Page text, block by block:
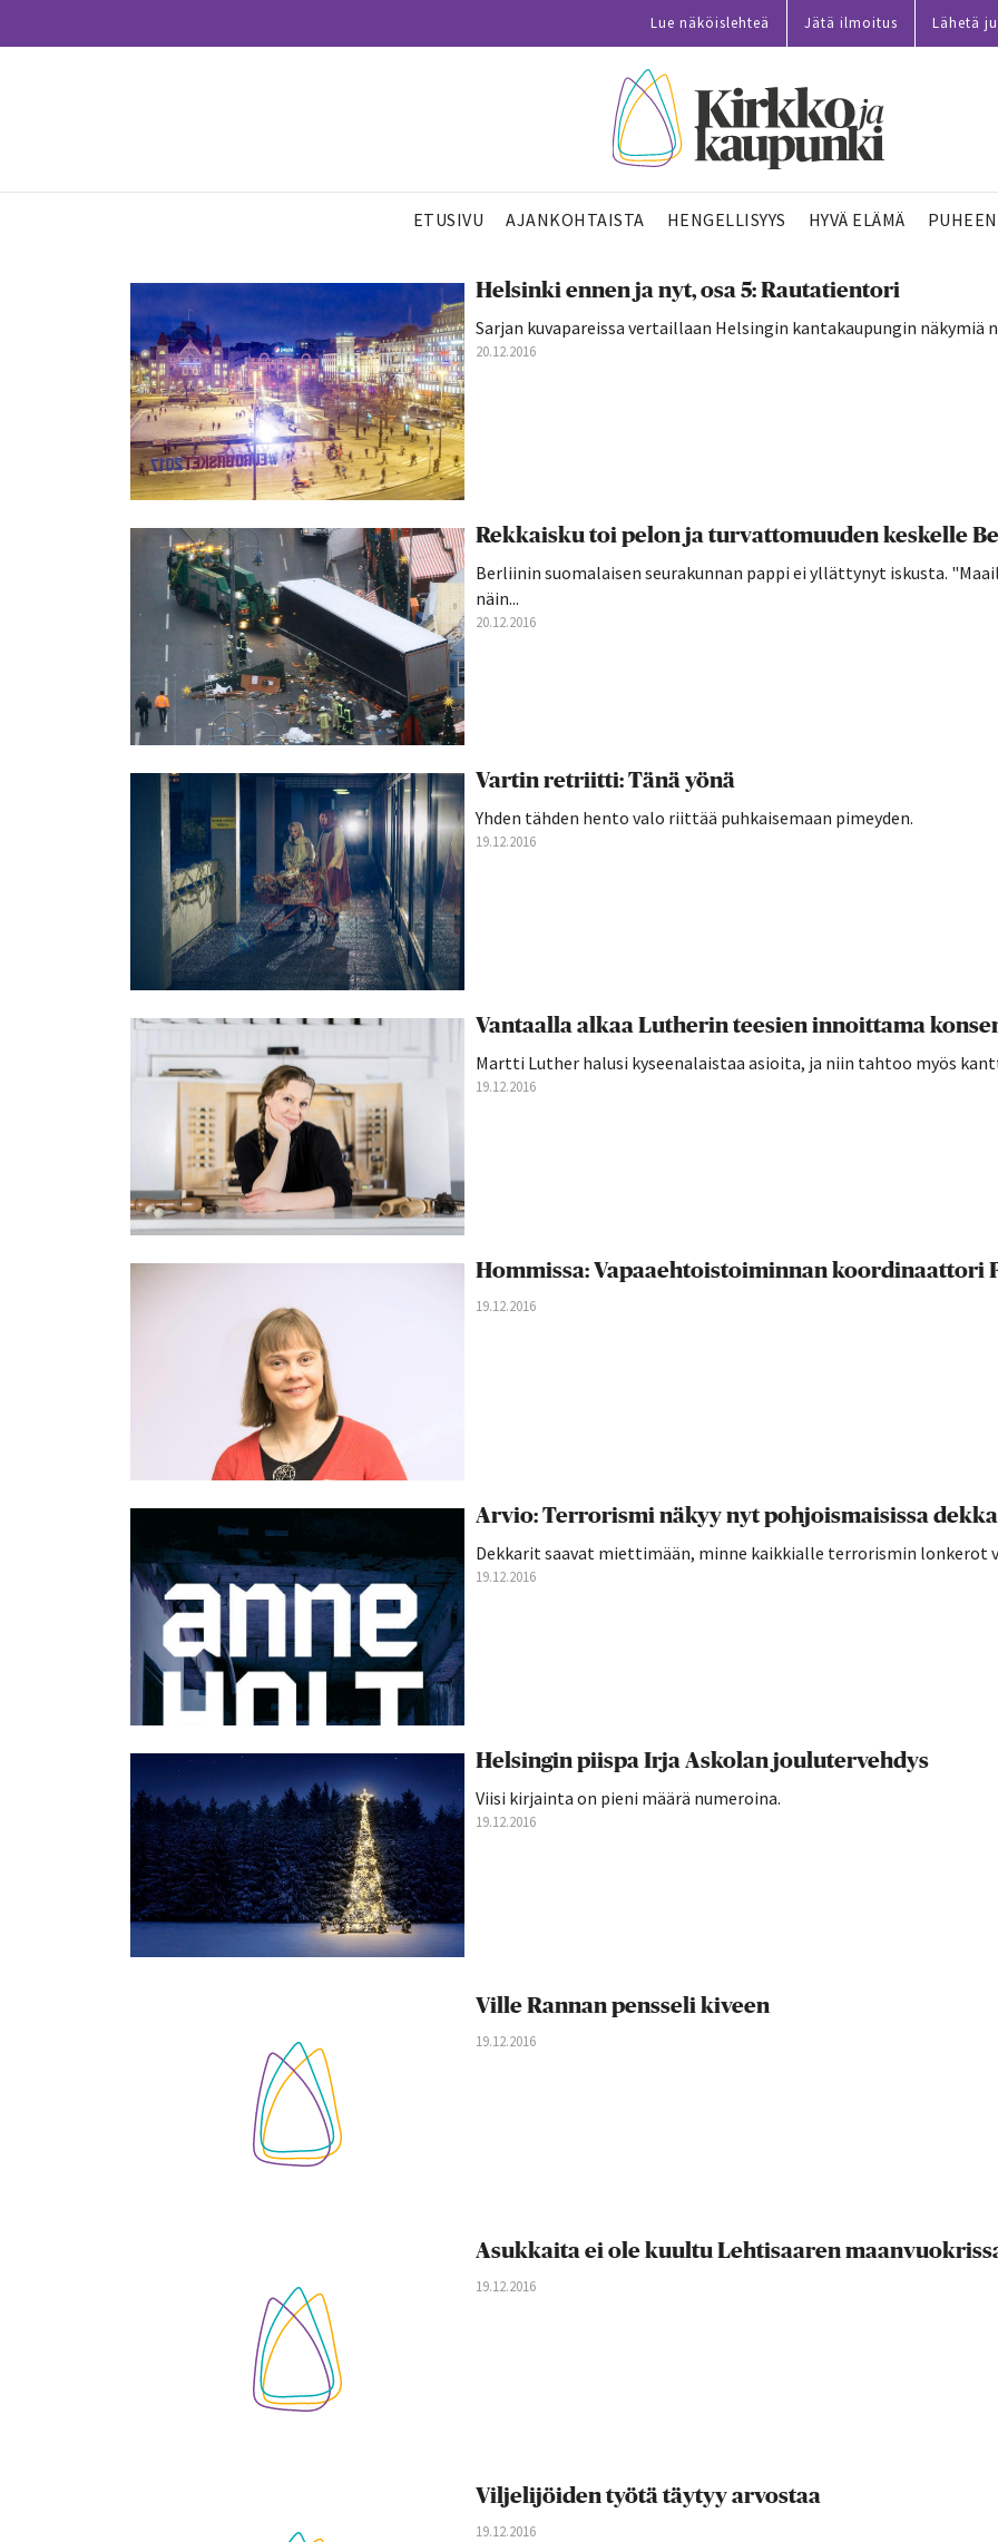
Lue näköislehteä Jätä ilmoitus Lähetä
ETUSIVU AJANKOHTAISTA HENGELLISYYS HYVÄ ELÄMÄ
Helsinki ennen ja nyt, osa 5: Rautatientori
Sarjan kuvapareissa vertaillaan Helsingin kantakaupungin näkymiä
20.12.2016
Rekkaisku toi pelon ja turvattomuuden keskelle
Berliinin suomalaisen seurakunnan pappi ei yllättynyt iskusta.
näin...
20.12.2016
Vartin retriitti: Tänä yönä
Yhden tähden hento valo riittää puhkaisemaan pimeyden.
19.12.2016
Vantaalla alkaa Lutherin teesien innoittama
Martti Luther halusi kyseenalaistaa asioita, ja niin tahtoo myös
19.12.2016
Hommissa: Vapaaehtoistoiminnan koordinaattori
19.12.2016
Arvio: Terrorismi näkyy nyt pohjoismaisissa
Dekkarit saavat miettimään, minne kaikkialle terrorismin lonkerot
19.12.2016
Helsingin piispa Irja Askolan joulutervehdys
Viisi kirjainta on pieni määrä numeroina.
19.12.2016
Ville Rannan pensseli kiveen
19.12.2016
Asukkaita ei ole kuultu Lehtisaaren
19.12.2016
Viljelijöiden työtä täytyy arvostaa
19.12.2016